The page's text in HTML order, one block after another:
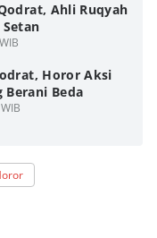
Ahli Ruqyah
Horor Aksi
Berani Beda